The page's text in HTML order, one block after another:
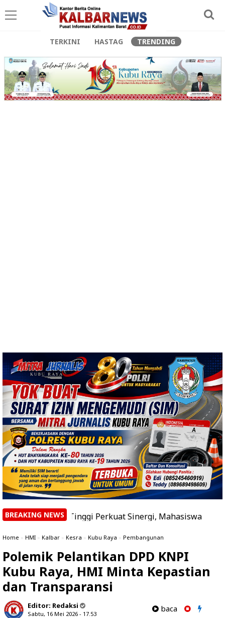
TERKINI HASTAG TRENDING
BREAKING NEWS
Tinggi Perkuat Sinergi, Mahasiswa Ikuti Program
Home » HMI » Kalbar » Kesra » Kubu Raya » Pembangunan
Polemik Pelantikan DPD KNPI
Kubu Raya, HMI Minta Kepastian
dan Transparansi
Editor: Redaksi
Sabtu, 16 Mei 2026 - 17.53
baca